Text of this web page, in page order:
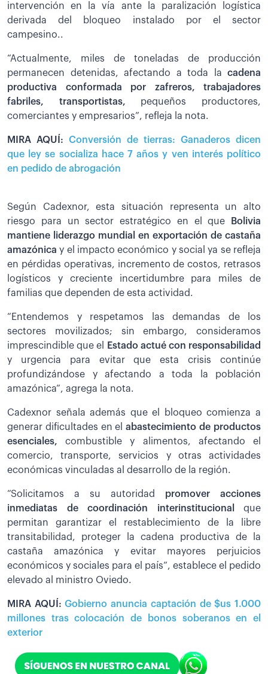
intervención en la vía ante la paralización logística
derivada del bloqueo instalado por el sector
campesino..
“Actualmente, miles de toneladas de producción
permanecen detenidas, afectando a toda la cadena
productiva conformada por zafreros, trabajadores
fabriles, transportistas, pequeños productores,
comerciantes y empresarios”, refleja la nota.
MIRA AQUÍ: Conversión de tierras: Ganaderos dicen
que ley se socializa hace 7 años y ven interés político
en pedido de abrogación
Según Cadexnor, esta situación representa un alto
riesgo para un sector estratégico en el que Bolivia
mantiene liderazgo mundial en exportación de castaña
amazónicay el impacto económico y social ya se refleja
en pérdidas operativas, incremento de costos, retrasos
logísticos y creciente incertidumbre para miles de
familias que dependen de esta actividad.
“Entendemos y respetamos las demandas de los
sectores movilizados; sin embargo, consideramos
imprescindible que el
Estado actué con responsabilidad
y urgencia para evitar que esta crisis continúe
profundizándose y afectando a toda la población
amazónica”, agrega la nota.
Cadexnor señala además que el bloqueo comienza a
generar dificultades en el abastecimiento de productos
esenciales, combustible y alimentos, afectando el
comercio, transporte, servicios y otras actividades
económicas vinculadas al desarrollo de la región.
“Solicitamos a su autoridad promover acciones
inmediatas de coordinación interinstitucional
que
permitan garantizar el restablecimiento de la libre
transitabilidad, proteger la cadena productiva de la
castaña amazónica y evitar mayores perjuicios
económicos y sociales para el país”, establece el pedido
elevado al ministro Oviedo.
MIRA AQUÍ:Gobierno anuncia captación de $us 1.000
millones tras colocación de bonos soberanos en el
exterior